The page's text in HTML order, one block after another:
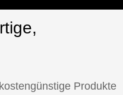
Produkte